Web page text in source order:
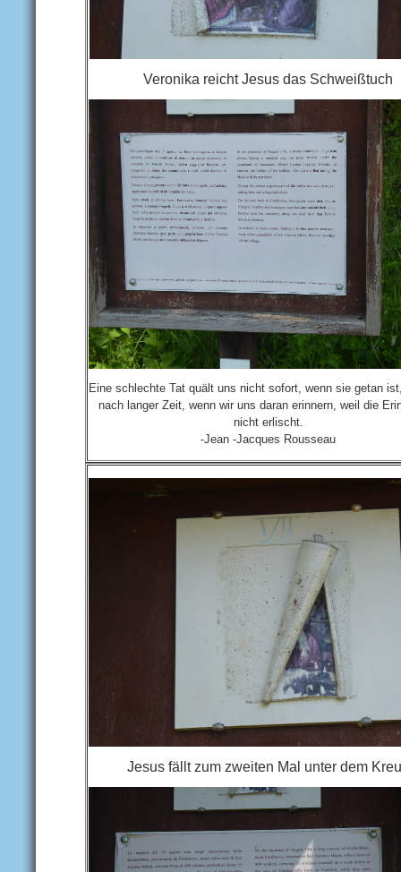
Veronika reicht Jesus das Schweißtuch
Eine schlechte Tat quält uns nicht sofort, wenn sie getan
nach langer Zeit, wenn wir uns daran erinnern, weil die
nicht erlischt.
-Jean -Jacques Rousseau
Jesus fällt zum zweiten Mal unter dem